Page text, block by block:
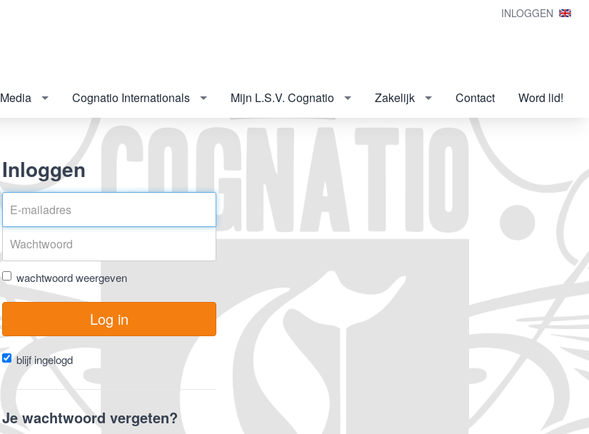
INLOGGEN
Media Cognatio Internationals Mijn L.S.V. Cognatio Zakelijk Contact Word lid!
Inloggen
wachtwoord weergeven
Log in
blijf ingelogd
Je wachtwoord vergeten?